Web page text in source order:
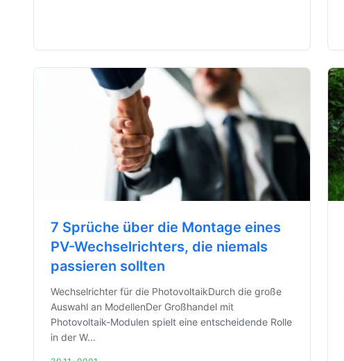
7 Sprüche über die Montage eines
PV-Wechselrichters, die niemals
passieren sollten
Wechselrichter für die PhotovoltaikDurch die große
Auswahl an ModellenDer Großhandel mit
Photovoltaik-Modulen spielt eine entscheidende Rolle
in der W...